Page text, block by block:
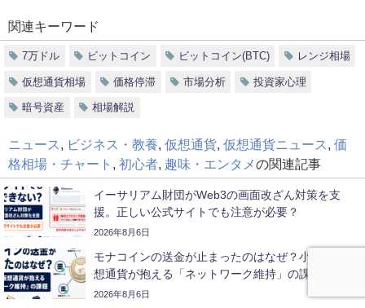
関連キーワード
7万ドル ビットコイン ビットコイン(BTC) レンジ相場
仮想通貨相場 価格停滞 市場分析 投資家心理
暗号資産 相場解説
ニュース , ビジネス・教養, 仮想通貨, 仮想通貨ニュース , 価
格相場・チャート , 初心者, 趣味・エンタメの関連記事
イーサリアム財団がWeb3の画面改ざん対策を支
援。正しい公式サイトでも注意が必要？
2026年8月6日
モナコインの送金が止まったのはなぜ？小規模な仮
想通貨が抱える「ネットワーク維持」の課題
2026年8月6日